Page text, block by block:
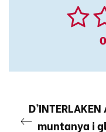
0
muntanya i